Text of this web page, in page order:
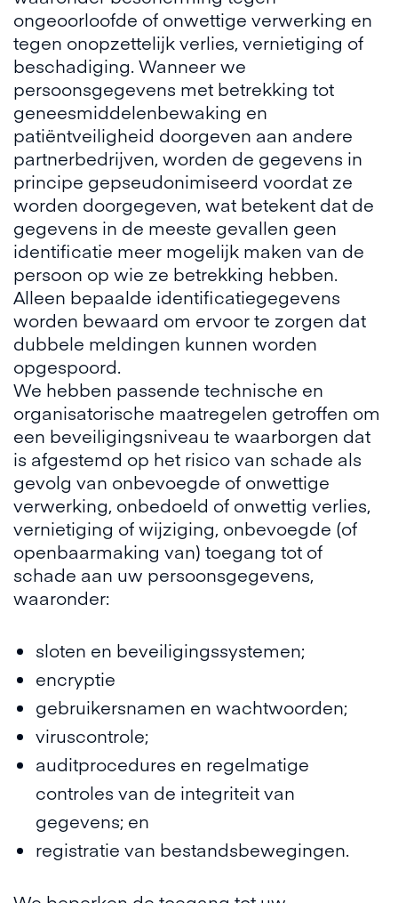
ongeoorloofde of onwettige verwerking en
tegen onopzettelijk verlies, vernietiging of
beschadiging. Wanneer we
persoonsgegevens met betrekking tot
geneesmiddelenbewaking en
patiëntveiligheid doorgeven aan andere
partnerbedrijven, worden de gegevens in
principe gepseudonimiseerd voordat ze
worden doorgegeven, wat betekent dat de
gegevens in de meeste gevallen geen
identificatie meer mogelijk maken van de
persoon op wie ze betrekking hebben.
Alleen bepaalde identificatiegegevens
worden bewaard om ervoor te zorgen dat
dubbele meldingen kunnen worden
opgespoord.
We hebben passende technische en
organisatorische maatregelen getroffen om
een beveiligingsniveau te waarborgen dat
is afgestemd op het risico van schade als
gevolg van onbevoegde of onwettige
verwerking, onbedoeld of onwettig verlies,
vernietiging of wijziging, onbevoegde (of
openbaarmaking van) toegang tot of
schade aan uw persoonsgegevens,
waaronder:
sloten en beveiligingssystemen;
encryptie
gebruikersnamen en wachtwoorden;
viruscontrole;
auditprocedures en regelmatige
controles van de integriteit van
gegevens; en
registratie van bestandsbewegingen.